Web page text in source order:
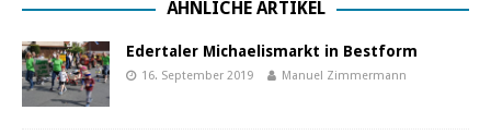
ÄHNLICHE ARTIKEL
Edertaler Michaelismarkt in Bestform
16. September 2019 Manuel Zimmermann